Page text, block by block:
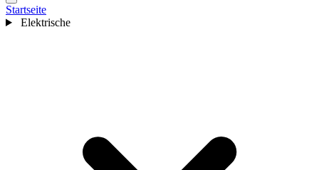
Startseite
Elektrische